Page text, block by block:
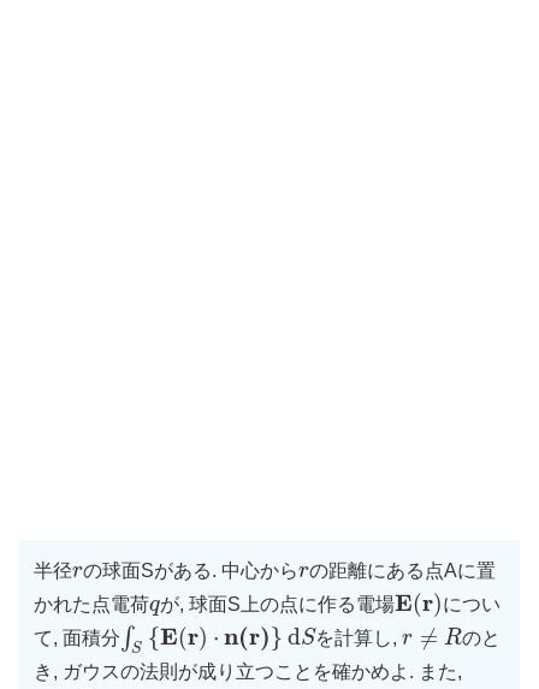
半径rの球面Sがある. 中心からrの距離にある点Aに置
かれた点電荷qが, 球面S上の点に作る電場E(r)につい
て, 面積分 ∫S {E(r) ⋅ n(r)} dSを計算し,r ≠ Rのと
き, ガウスの法則が成り立つことを確かめよ. また,